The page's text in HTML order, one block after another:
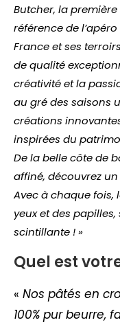
Butcher, la
référence de
France et ses
de qualité
créativité et la
au gré des saisons
créations
inspirées du
De la belle côte de
affiné, découvrez
Avec à chaque fois,
yeux et des
scintillante ! »
Quel est
« Nos pâtés en
100% pur beurre,